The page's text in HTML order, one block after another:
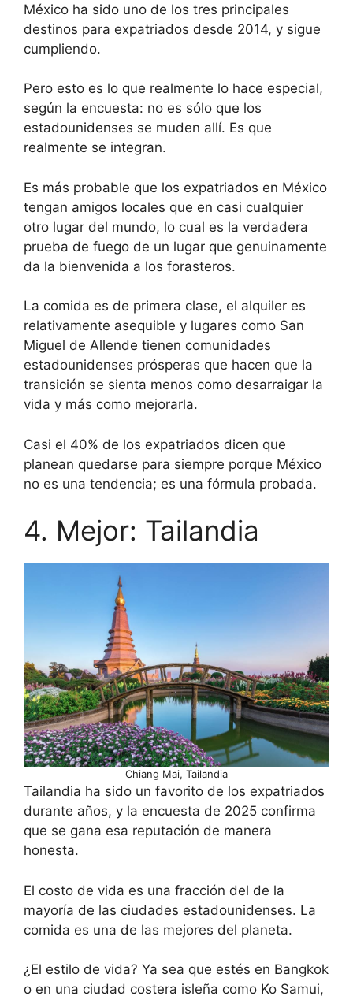
México ha sido uno de los tres principales
destinos para expatriados desde 2014, y sigue
cumpliendo.
Pero esto es lo que realmente lo hace especial,
según la encuesta: no es sólo que los
estadounidenses se muden allí. Es que
realmente se integran.
Es más probable que los expatriados en México
tengan amigos locales que en casi cualquier
otro lugar del mundo, lo cual es la verdadera
prueba de fuego de un lugar que genuinamente
da la bienvenida a los forasteros.
La comida es de primera clase, el alquiler es
relativamente asequible y lugares como San
Miguel de Allende tienen comunidades
estadounidenses prósperas que hacen que la
transición se sienta menos como desarraigar la
vida y más como mejorarla.
Casi el 40% de los expatriados dicen que
planean quedarse para siempre porque México
no es una tendencia; es una fórmula probada.
4. Mejor: Tailandia
Chiang Mai, Tailandia
Tailandia ha sido un favorito de los expatriados
durante años, y la encuesta de 2025 confirma
que se gana esa reputación de manera
honesta.
El costo de vida es una fracción del de la
mayoría de las ciudades estadounidenses. La
comida es una de las mejores del planeta.
¿El estilo de vida? Ya sea que estés en Bangkok
o en una ciudad costera isleña como Ko Samui,